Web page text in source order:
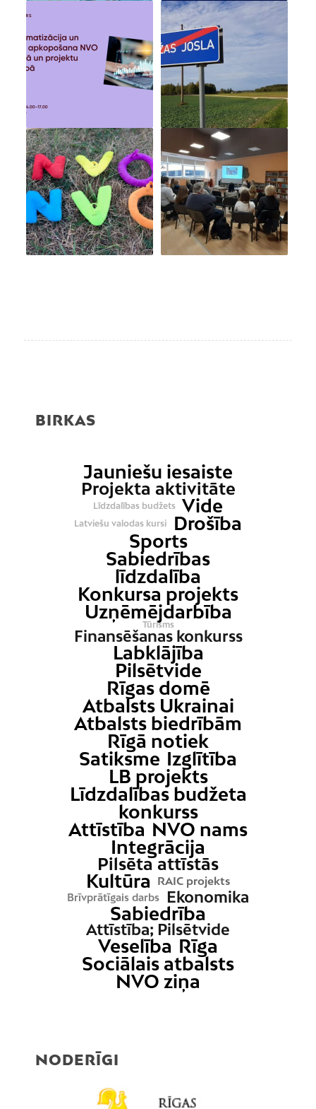
BIRKAS
Jauniešu iesaiste
Projekta aktivitāte
Līdzdalības budžets Vide
Latviešu valodas kursi
Drošība
Sports
Sabiedrības
līdzdalība
Konkursa projekts
Uzņēmējdarbība
Tūrisms
Finansēšanas konkurss
Labklājība
Pilsētvide
Rīgas domē
Atbalsts Ukrainai
Atbalsts biedrībām
Rīgā notiek
Satiksme Izglītība
LB projekts
Līdzdalības budžeta
konkurss
Attīstība NVO nams
Integrācija
Pilsēta attīstās
Kultūra RAIC projekts
Brīvprātīgais darbs Ekonomika
Sabiedrība
Attīstība; Pilsētvide
Veselība Rīga
Sociālais atbalsts
NVO ziņa
NODERĪGI